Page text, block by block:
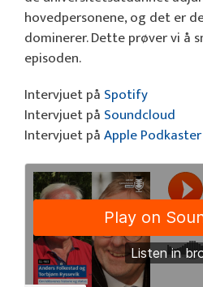
hovedpersonene, og det er
dominerer. Dette prøver vi å
episoden.
Intervjuet på Spotify
Intervjuet på Soundcloud
Intervjuet påApple Podkaster